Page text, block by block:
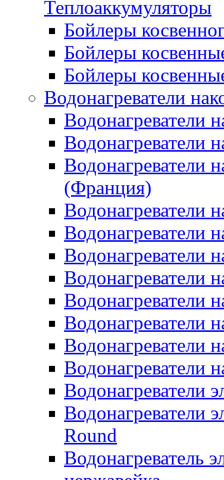
Теплоаккумуляторы
Бойлеры
Бойлеры
Бойлеры
Водонагреватели
Водонагреватели
Водонагреватели
Водонагреватели
(Франция)
Водонагреватели
Водонагреватели
Водонагреватели
Водонагреватели
Водонагреватели
Водонагреватели
Водонагреватели
Водонагреватели
Водонагреватели
Водонагреватели
Round
Водонагреватель